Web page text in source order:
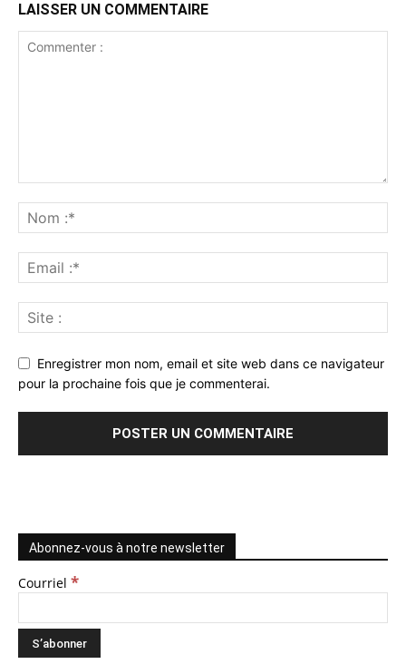
LAISSER UN COMMENTAIRE
Enregistrer mon nom, email et site web dans ce navigateur
pour la prochaine fois que je commenterai.
Abonnez-vous à notre newsletter
Courriel *